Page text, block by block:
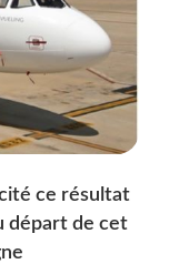
ce résultat
départ de cet